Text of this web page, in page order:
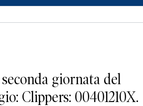
giornata del
Clippers: 00401210X.